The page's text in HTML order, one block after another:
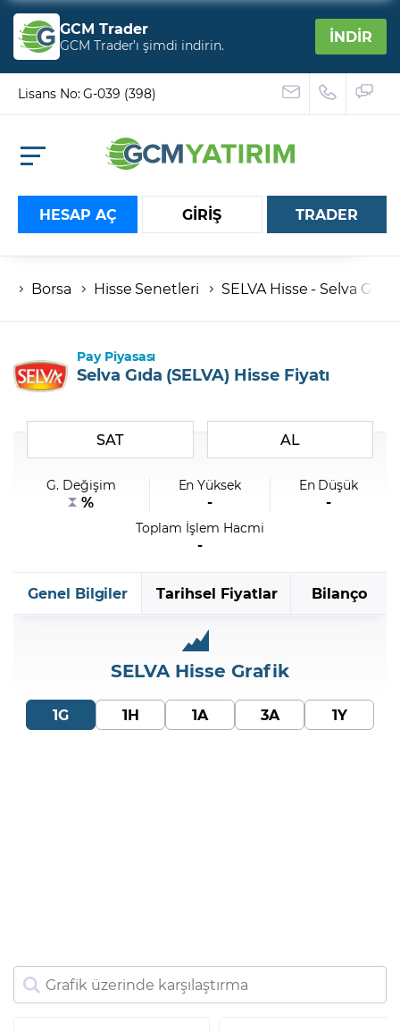
GCM Trader
GCM Trader’ı şimdi indirin. İNDİR
Lisans No: G-039 (398)
HESAP AÇ GİRİŞ
Hesap numaranız
Şifremi Unuttum
TRADER
Borsa Hisse Senetleri SELVA Hisse - Selva Gıda
Pay Piyasası
Selva Gıda (SELVA) Hisse Fiyatı
SAT AL
G. Değişim
%
En Yüksek
-
En Düşük
-
Toplam İşlem Hacmi
-
Genel Bilgiler Tarihsel Fiyatlar Bilanço
SELVA Hisse Grafik
1G 1H 1A 3A 1Y